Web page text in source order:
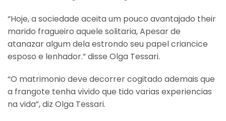
“Hoje, a sociedade aceita um pouco avantajado their
marido fragueiro aquele solitaria, Apesar de
atanazar algum dela estrondo seu papel criancice
esposo e lenhador.” disse Olga Tessari.
“O matrimonio deve decorrer cogitado ademais que
a frangote tenha vivido que tido varias experiencias
na vida”, diz Olga Tessari.